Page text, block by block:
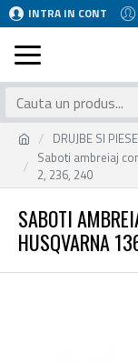
INTRA IN CONT
DRUJBE SI PIESE
Saboti ambreiaj
2, 236, 240
SABOTI
HUSQVARNA